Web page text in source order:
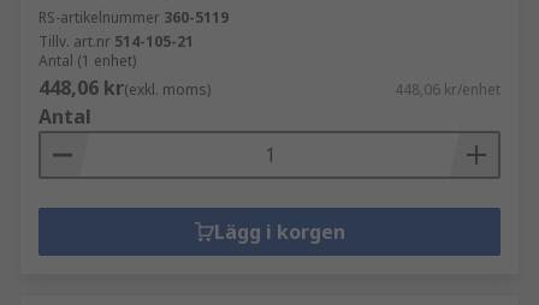
RS-artikelnummer 360-5119
Tillv. art.nr 514-105-21
Antal (1 enhet)
448,06 kr(exkl. moms) 448,06 kr/enhet
Antal
Lägg i korgen